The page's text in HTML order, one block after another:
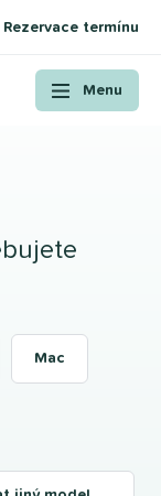
Rezervace termínu
Menu
Mac